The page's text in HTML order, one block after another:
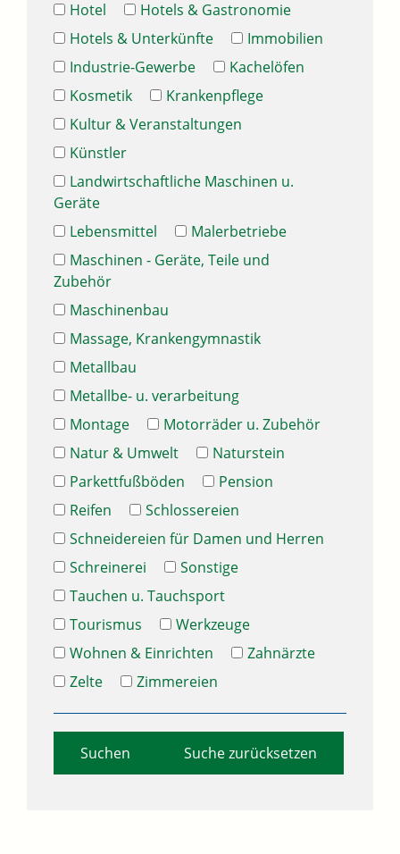
Hotel
Hotels & Gastronomie
Hotels & Unterkünfte
Immobilien
Industrie-Gewerbe
Kachelöfen
Kosmetik
Krankenpflege
Kultur & Veranstaltungen
Künstler
Landwirtschaftliche Maschinen u.
Geräte
Lebensmittel
Malerbetriebe
Maschinen - Geräte, Teile und
Zubehör
Maschinenbau
Massage, Krankengymnastik
Metallbau
Metallbe- u. verarbeitung
Montage
Motorräder u. Zubehör
Natur & Umwelt
Naturstein
Parkettfußböden
Pension
Reifen
Schlossereien
Schneidereien für Damen und Herren
Schreinerei
Sonstige
Tauchen u. Tauchsport
Tourismus
Werkzeuge
Wohnen & Einrichten
Zahnärzte
Zelte
Zimmereien
Suche zurücksetzen